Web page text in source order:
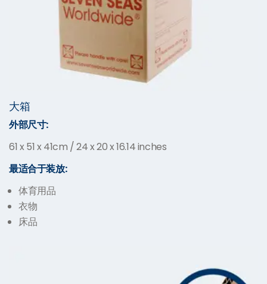
大箱
外部尺寸:
61 x 51 x 41cm / 24 x 20 x 16.14 inches
最适合于装放:
体育用品
衣物
床品